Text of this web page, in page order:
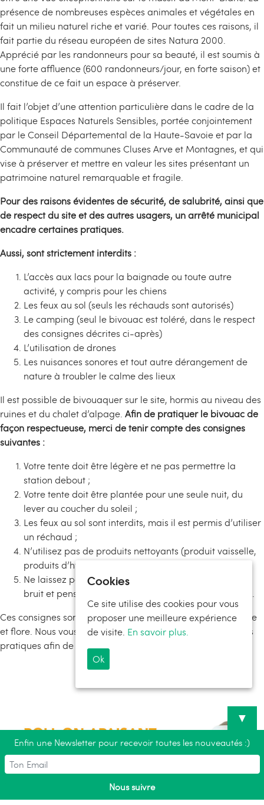
présence de nombreuses espèces animales et végétales en
fait un milieu naturel riche et varié. Pour toutes ces raisons, il
fait partie du réseau européen de sites Natura 2000.
Apprécié par les randonneurs pour sa beauté, il est soumis à
une forte affluence (600 randonneurs/jour, en forte saison) et
constitue de ce fait un espace à préserver.
Il fait l’objet d’une attention particulière dans le cadre de la
politique Espaces Naturels Sensibles, portée conjointement
par le Conseil Départemental de la Haute-Savoie et par la
Communauté de communes Cluses Arve et Montagnes, et qui
vise à préserver et mettre en valeur les sites présentant un
patrimoine naturel remarquable et fragile.
Pour des raisons évidentes de sécurité, de salubrité, ainsi que
de respect du site et des autres usagers, un arrêté municipal
encadre certaines pratiques.
Aussi, sont strictement interdits :
L’accès aux lacs pour la baignade ou toute autre
activité, y compris pour les chiens
Les feux au sol (seuls les réchauds sont autorisés)
Le camping (seul le bivouac est toléré, dans le respect
des consignes décrites ci-après)
L’utilisation de drones
Les nuisances sonores et tout autre dérangement de
nature à troubler le calme des lieux
Il est possible de bivouaquer sur le site, hormis au niveau des
ruines et du chalet d’alpage. Afin de pratiquer le bivouac de
façon respectueuse, merci de tenir compte des consignes
suivantes :
Votre tente doit être légère et ne pas permettre la
station debout ;
Votre tente doit être plantée pour une seule nuit, du
lever au coucher du soleil ;
Les feux au sol sont interdits, mais il est permis d’utiliser
un réchaud ;
N’utilisez pas de produits nettoyants (produit vaisselle,
produits d’hygiène…) ;
Ne laissez pas de trace de votre passage : évitez le
bruit et pensez à ramener vos déchets dans votre sac.
Ces consignes sont pour le bien de tous, randonneurs, faune
et flore. Nous vous remercions de la prise en compte de ces
pratiques afin de préserver ce magnifique endroit.
▼
Enfin une Newsletter pour recevoir toutes les nouveautés :)
Cookies
Ce site utilise des cookies pour vous
proposer une meilleure expérience
de visite. En savoir plus.
Ok